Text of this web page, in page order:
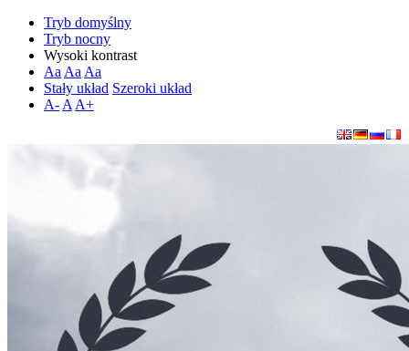
Tryb domyślny
Tryb nocny
Wysoki kontrast
Aa Aa Aa
Stały układ Szeroki układ
A- A A+